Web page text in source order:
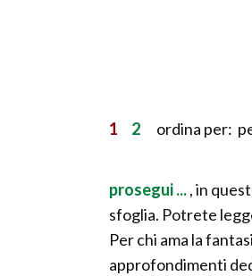
1 2 ordina per:
prosegui ..., in
sfoglia. Potrete
Per chi ama la
approfondimenti